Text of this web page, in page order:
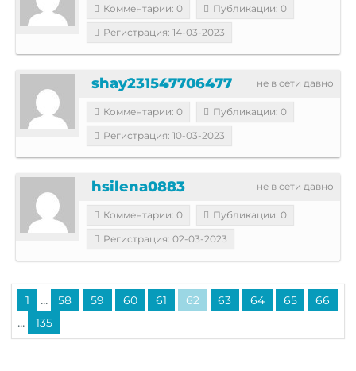
Комментарии: 0
Публикации: 0
Регистрация: 14-03-2023
не в сети давно
shay231547706477
Комментарии: 0
Публикации: 0
Регистрация: 10-03-2023
не в сети давно
hsilena0883
Комментарии: 0
Публикации: 0
Регистрация: 02-03-2023
1 ... 58 59 60 61 62 63 64 65 66
... 135